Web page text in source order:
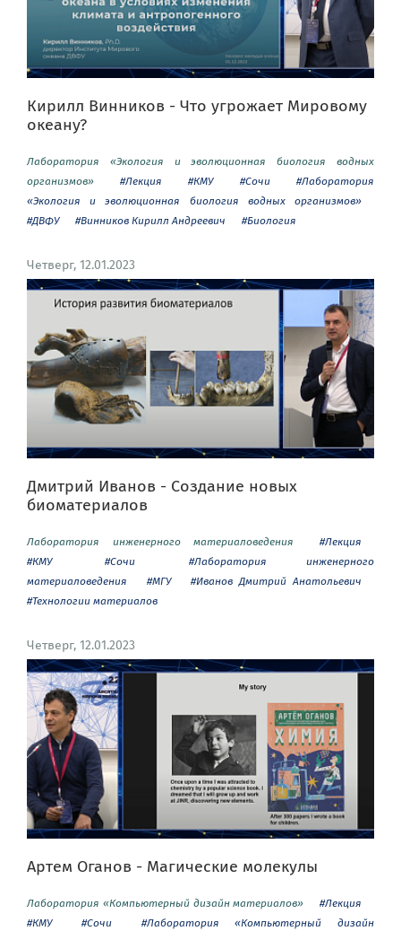
Кирилл Винников - Что угрожает Мировому
океану?
Лаборатория «Экология и эволюционная биология водных
организмов»
#Лекция #КМУ #Сочи
#Лаборатория
«Экология и эволюционная биология водных организмов»
#ДВФУ
#Винников Кирилл Андреевич #Биология
Четверг, 12.01.2023
Дмитрий Иванов - Создание новых
биоматериалов
Лаборатория инженерного материаловедения
#Лекция
#КМУ
#Сочи
#Лаборатория инженерного
материаловедения
#МГУ
#Иванов Дмитрий Анатольевич
#Технологии материалов
Четверг, 12.01.2023
Артем Оганов - Магические молекулы
Лаборатория «Компьютерный дизайн материалов»
#Лекция
#КМУ
#Сочи
#Лаборатория «Компьютерный дизайн